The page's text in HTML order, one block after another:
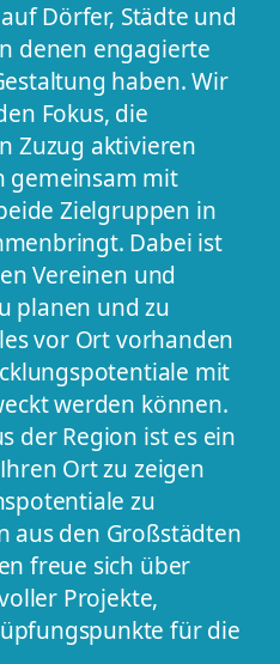
Dörfer, Städte und
denen engagierte
haben. Wir
Fokus, die
Zuzug aktivieren
gemeinsam mit
Zielgruppen in
Dabei ist
Vereinen und
planen und zu
vor Ort vorhanden
mit
werden können.
der Region ist es ein
Ort zu zeigen
zu
aus den Großstädten
freue sich über
Projekte,
für die